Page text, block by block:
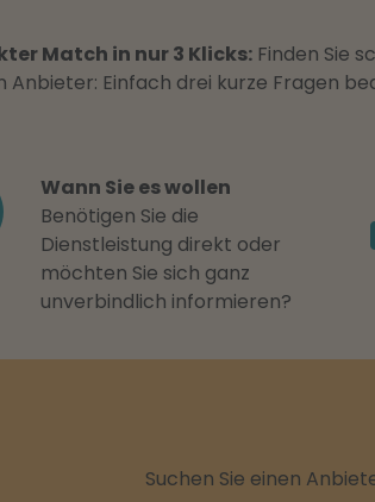
Match in nur 3 Klicks: Finden Sie
Anbieter: Einfach drei kurze Fragen
Wann Sie es wollen
Benötigen Sie die
Dienstleistung direkt oder
möchten Sie sich ganz
unverbindlich informieren?
Suchen Sie einen